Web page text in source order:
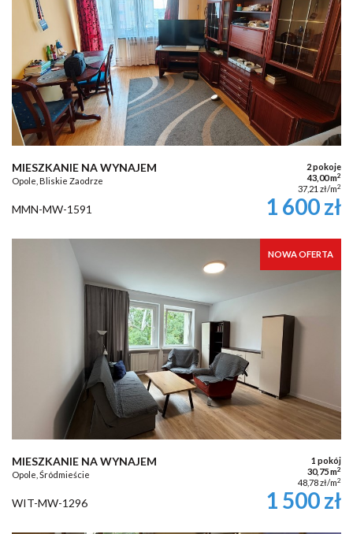
MIESZKANIE NA WYNAJEM
Opole, Bliskie Zaodrze
2 pokoje
43,00 m2
37,21 zł/m2
MMN-MW-1591 1 600 zł
NOWA OFERTA
MIESZKANIE NA WYNAJEM
Opole, Śródmieście
1 pokój
30,75 m2
48,78 zł/m2
WIT-MW-1296 1 500 zł